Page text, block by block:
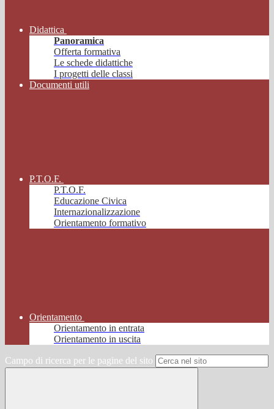
Didattica
Panoramica
Offerta formativa
Le schede didattiche
I progetti delle classi
Documenti utili
P.T.O.F.
P.T.O.F.
Educazione Civica
Internazionalizzazione
Orientamento formativo
Orientamento
Orientamento in entrata
Orientamento in uscita
Campo di ricerca per le pagine del sito